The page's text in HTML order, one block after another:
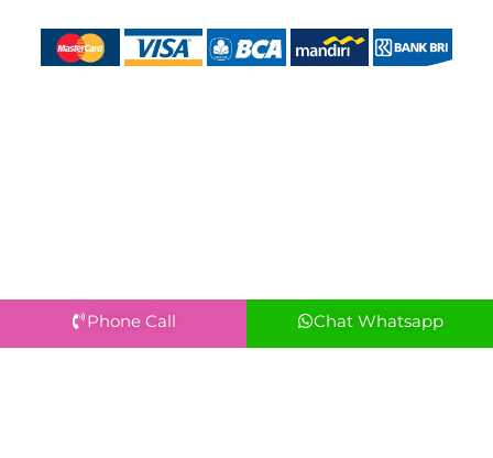
Phone Call Chat Whatsapp